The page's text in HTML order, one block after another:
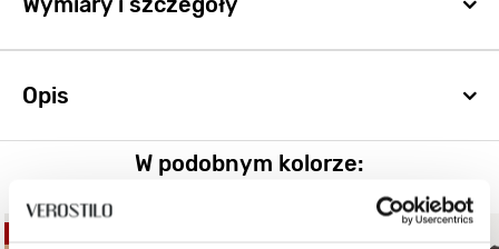
Opis
W podobnym kolorze: